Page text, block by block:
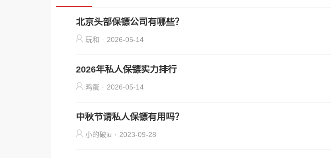
北京头部保镖公司有哪些？
玩和 · 2026-05-14
2026年私人保镖实力排行
鸡蛋 · 2026-05-14
中秋节请私人保镖有用吗？
小的破iu · 2023-09-28